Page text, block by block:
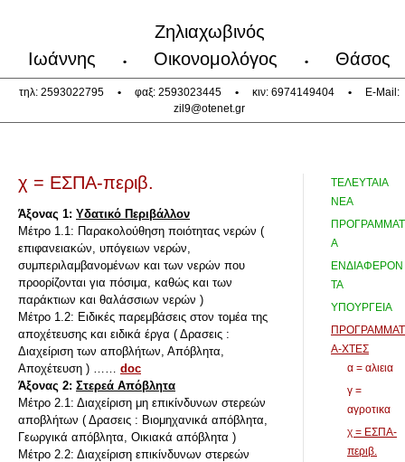
Ζηλιαχωβινός
Ιωάννης
• Οικονομολόγος • Θάσος
τηλ: 2593022795 • φαξ: 2593023445 • κιν: 6974149404 •
E-Mail:
zil9@otenet.gr
χ = ΕΣΠΑ-περιβ.
Άξονας 1: Υδατικό Περιβάλλον
Μέτρο 1.1: Παρακολούθηση ποιότητας νερών (
επιφανειακών, υπόγειων νερών,
συμπεριλαμβανομένων και των νερών που
προορίζονται για πόσιμα, καθώς και των
παράκτιων και θαλάσσιων νερών )
Μέτρο 1.2: Ειδικές παρεμβάσεις στον τομέα της
αποχέτευσης και ειδικά έργα ( Δρασεις :
Διαχείριση των αποβλήτων, Απόβλητα,
Αποχέτευση ) …… doc
Άξονας 2: Στερεά Απόβλητα
Μέτρο 2.1: Διαχείριση μη επικίνδυνων στερεών
αποβλήτων ( Δρασεις : Βιομηχανικά απόβλητα,
Γεωργικά απόβλητα, Οικιακά απόβλητα )
Μέτρο 2.2: Διαχείριση επικίνδυνων στερεών
ΤΕΛΕΥΤΑΙΑ
ΝΕΑ
ΠΡΟΓΡΑΜΜΑΤ
Α
ΕΝΔΙΑΦΕΡΟΝ
ΤΑ
ΥΠΟΥΡΓΕΙΑ
ΠΡΟΓΡΑΜΜΑΤ
Α-ΧΤΕΣ
α = αλιεια
γ =
αγροτικα
χ = ΕΣΠΑ-
περιβ.